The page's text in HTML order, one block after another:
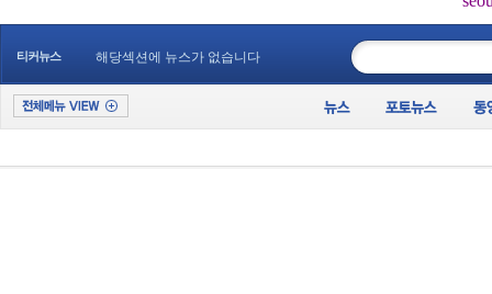
티커뉴스 해당섹션에 뉴스가 없습니다